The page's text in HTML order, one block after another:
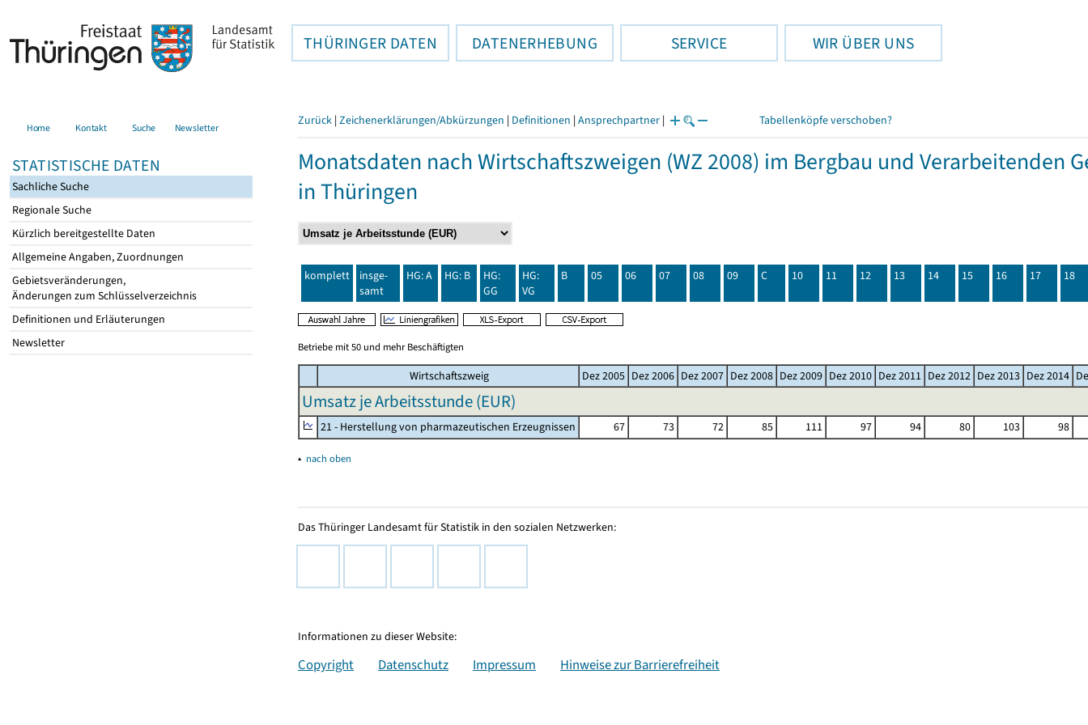
THÜRINGER DATEN DATENERHEBUNG SERVICE WIR ÜBER UNS
Home Kontakt Suche Newsletter
STATISTISCHE DATEN
Sachliche Suche
Regionale Suche
Kürzlich bereitgestellte Daten
Allgemeine Angaben, Zuordnungen
Gebietsveränderungen,
Änderungen zum Schlüsselverzeichnis
Definitionen und Erläuterungen
Newsletter
Zurück | Zeichenerklärungen/Abkürzungen | Definitionen | Ansprechpartner | Tabellenköpfe verschoben?
Monatsdaten nach Wirtschaftszweigen (WZ 2008) im Bergbau und Verarbeitenden
in Thüringen
komplett
insge-
samt
HG: A HG: B
HG:
GG
HG:
VG
B 05 06 07 08 09 C 10 11 12 13 14 15 16 17 18
Betriebe mit 50 und mehr Beschäftigten
Wirtschaftszweig Dez 2005 Dez 2006 Dez 2007 Dez 2008 Dez 2009 Dez 2010 Dez 2011 Dez 2012 Dez 2013 Dez 2014
Umsatz je Arbeitsstunde (EUR)
21 - Herstellung von pharmazeutischen Erzeugnissen 67 73 72 85 111 97 94 80 103 98
▴ nach oben
Das Thüringer Landesamt für Statistik in den sozialen Netzwerken:
Informationen zu dieser Website:
Copyright Datenschutz Impressum Hinweise zur Barrierefreiheit